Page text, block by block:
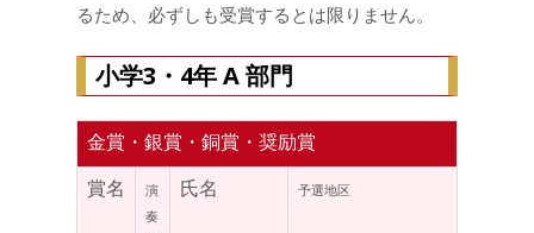
るため、必ずしも受賞するとは限りません。
小学3・4年 A 部門
金賞・銀賞・銅賞・奨励賞
賞名
演
奏
氏名 予選地区